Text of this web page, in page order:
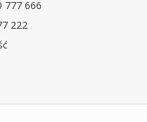
777 666
222